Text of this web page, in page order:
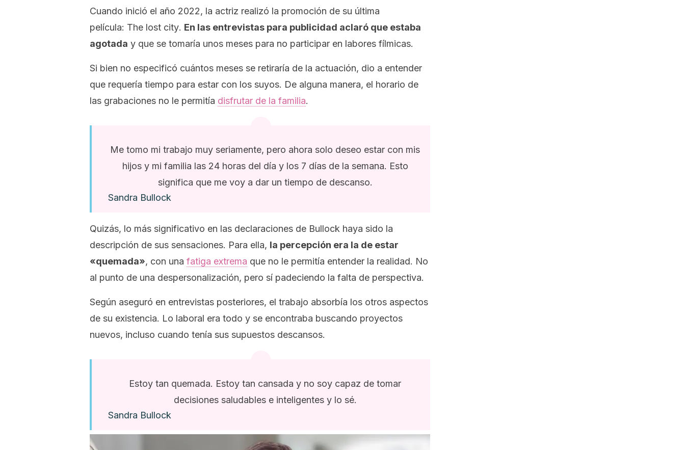
Cuando inició el año 2022, la actriz realizó la promoción de su última
película: The lost city. En las entrevistas para publicidad aclaró que estaba
agotada y que se tomaría unos meses para no participar en labores fílmicas.
Si bien no especificó cuántos meses se retiraría de la actuación, dio a entender
que requería tiempo para estar con los suyos. De alguna manera, el horario de
las grabaciones no le permitía disfrutar de la familia.
Me tomo mi trabajo muy seriamente, pero ahora solo deseo estar con mis
hijos y mi familia las 24 horas del día y los 7 días de la semana. Esto
significa que me voy a dar un tiempo de descanso.
Sandra Bullock
Quizás, lo más significativo en las declaraciones de Bullock haya sido la
descripción de sus sensaciones. Para ella, la percepción era la de estar
«quemada», con una fatiga extrema que no le permitía entender la realidad. No
al punto de una despersonalización, pero sí padeciendo la falta de perspectiva.
Según aseguró en entrevistas posteriores, el trabajo absorbía los otros aspectos
de su existencia. Lo laboral era todo y se encontraba buscando proyectos
nuevos, incluso cuando tenía sus supuestos descansos.
Estoy tan quemada. Estoy tan cansada y no soy capaz de tomar
decisiones saludables e inteligentes y lo sé.
Sandra Bullock